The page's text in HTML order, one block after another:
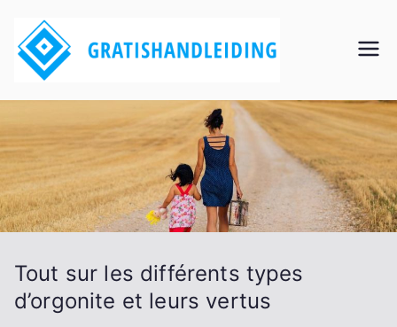
contenu
shan
dleidi
ng
Tout sur les différents types
d’orgonite et leurs vertus